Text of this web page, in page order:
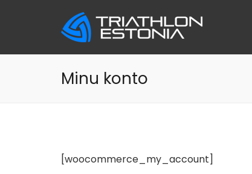
Minu konto
[woocommerce_my_account]